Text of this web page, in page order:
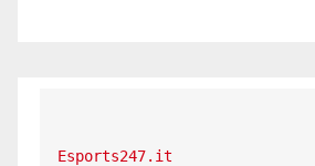
Esports247.it